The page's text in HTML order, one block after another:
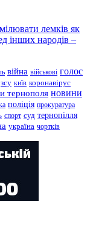
лемків як
інших народів –
війна військові голос
зсу київ коронавірус
тернополя новини
поліція прокуратура
спорт суд тернопілля
україна чортків